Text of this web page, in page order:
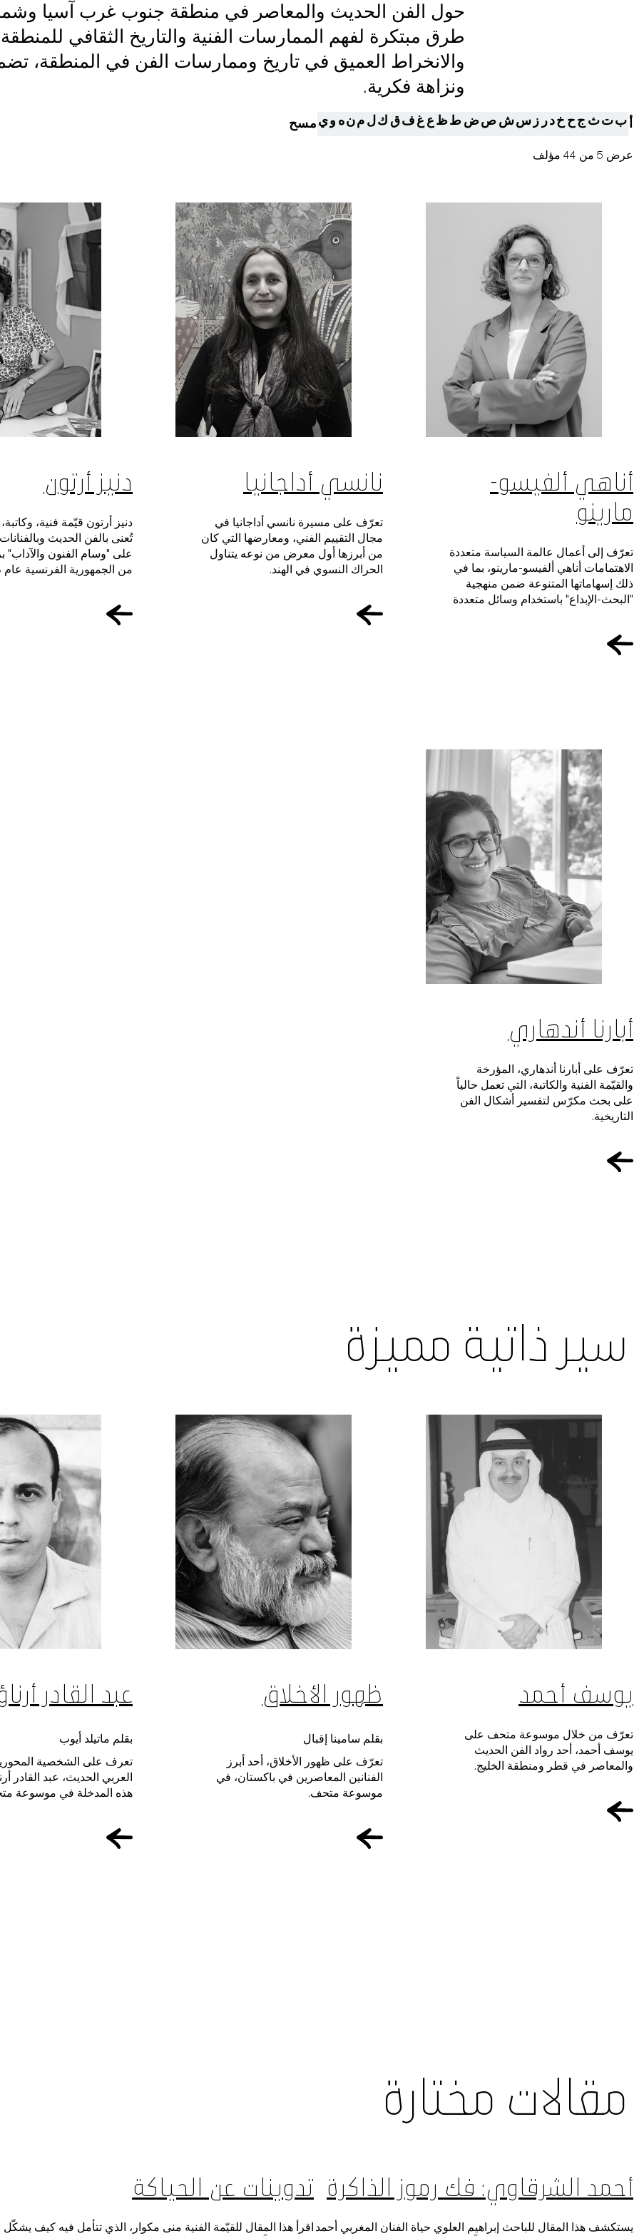
حول الفن الحديث والمعاصر في منطقة جنوب غرب آسيا
طرق مبتكرة لفهم الممارسات الفنية والتاريخ الثقافي للمنطقة.
والانخراط العميق في تاريخ وممارسات الفن في المنطقة،
ونزاهة فكرية.
أبتث جح خدر ز سشصضطظع غفق كلمنه ويمسح
عرض 5 من 44 مؤلف
أناهي ألفيسو-
مارينو
تعرّف إلى أعمال عالمة السياسة متعددة
الاهتمامات أناهي ألفيسو-مارينو، بما في
ذلك إسهاماتها المتنوعة ضمن منهجية
"البحث-الإبداع" باستخدام وسائل متعددة
نانسي أداجانيا
تعرّف على مسيرة نانسي أداجانيا في
مجال التقييم الفني، ومعارضها التي كان
من أبرزها أول معرض من نوعه يتناول
الحراك النسوي في الهند.
دنيز أرتون
دنيز أرتون قيّمة فنية،
تُعنى بالفن الحديث
على "وسام الفنون والآداب"
من الجمهورية الفرنسية عام 2023.
أبارنا أندهاري
تعرّف على أبارنا أندهاري، المؤرخة
والقيّمة الفنية والكاتبة، التي تعمل حالياً
على بحث مكرّس لتفسير أشكال الفن
التاريخية.
سير ذاتية مميزة
يوسف أحمد
تعرّف من خلال موسوعة متحف على
يوسف أحمد، أحد رواد الفن الحديث
والمعاصر في قطر ومنطقة الخليج.
ظهور الأخلاق
تعرّف على ظهور الأخلاق، أحد أبرز
الفنانين المعاصرين في باكستان، في
موسوعة متحف.
بقلم سامينا إقبال
عبد القادر
تعرف على الشخصية
العربي الحديث، عبد القادر
هذه المدخلة في موسوعة
بقلم ماتيلد أيوب
مقالات مختارة
أحمد الشرقاوي: فك رموز الذاكرة
يستكشف هذا المقال للباحث إبراهيم العلوي حياة الفنان المغربي أحمد
تدوينات عن الحياكة
اقرأ هذا المقال للقيّمة الفنية منى مكوار، الذي تتأمل فيه كيف يشكّل
خطط